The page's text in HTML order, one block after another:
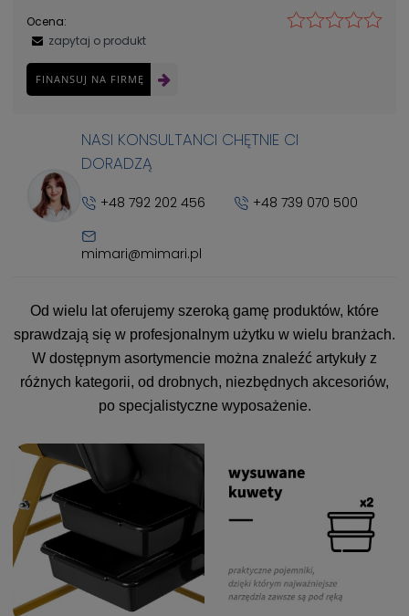
Ocena:
zapytaj o produkt
FINANSUJ NA FIRMĘ
NASI KONSULTANCI CHĘTNIE CI
DORADZĄ
+48 792 202 456 +48 739 070 500
mimari@mimari.pl
Od wielu lat oferujemy szeroką gamę produktów, które
sprawdzają się w profesjonalnym użytku w wielu branżach.
W dostępnym asortymencie można znaleźć artykuły z
różnych kategorii, od drobnych, niezbędnych akcesoriów,
po specjalistyczne wyposażenie.